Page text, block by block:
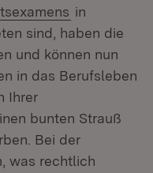
(Öffnet in
in
sind, haben die
und können nun
in das Berufsleben
Ihrer
bunten Strauß
Bei der
was rechtlich